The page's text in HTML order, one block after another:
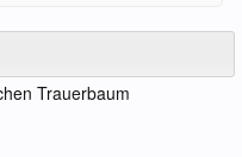
Trauerbaum